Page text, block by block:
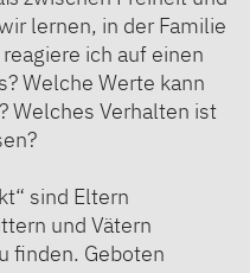
lernen, in der Familie
ich auf einen
Welche Werte kann
Welches Verhalten ist
sind Eltern
und Vätern
finden. Geboten